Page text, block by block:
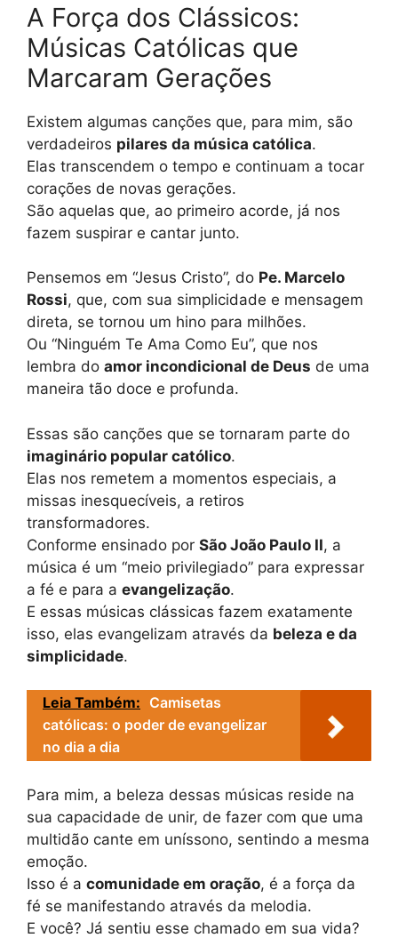
A Força dos Clássicos:
Músicas Católicas que
Marcaram Gerações
Existem algumas canções que, para mim, são
verdadeiros pilares da música católica.
Elas transcendem o tempo e continuam a tocar
corações de novas gerações.
São aquelas que, ao primeiro acorde, já nos
fazem suspirar e cantar junto.
Pensemos em “Jesus Cristo”, do Pe. Marcelo
Rossi, que, com sua simplicidade e mensagem
direta, se tornou um hino para milhões.
Ou “Ninguém Te Ama Como Eu”, que nos
lembra do amor incondicional de Deus de uma
maneira tão doce e profunda.
Essas são canções que se tornaram parte do
imaginário popular católico.
Elas nos remetem a momentos especiais, a
missas inesquecíveis, a retiros
transformadores.
Conforme ensinado por São João Paulo II, a
música é um “meio privilegiado” para expressar
a fé e para a evangelização.
E essas músicas clássicas fazem exatamente
isso, elas evangelizam através da beleza e da
simplicidade.
Leia Também: Camisetas
católicas: o poder de evangelizar
no dia a dia
Para mim, a beleza dessas músicas reside na
sua capacidade de unir, de fazer com que uma
multidão cante em uníssono, sentindo a mesma
emoção.
Isso é a comunidade em oração, é a força da
fé se manifestando através da melodia.
E você? Já sentiu esse chamado em sua vida?